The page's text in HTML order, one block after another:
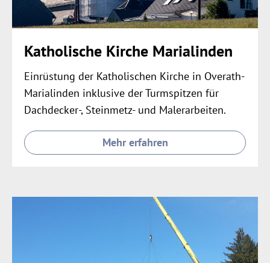
Katholische Kirche Marialinden
Einrüstung der Katholischen Kirche in Overath-
Marialinden inklusive der Turmspitzen für
Dachdecker-, Steinmetz- und Malerarbeiten.
Mehr erfahren